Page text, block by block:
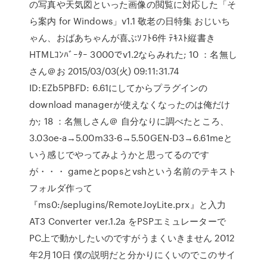
の写真や天気図といった画像の閲覧に対応した「そ
ら案内 for Windows」v1.1 敬老の日特集 おじいち
ゃん、おばあちゃんが喜ぶｿﾌﾄ6件 ﾃｷｽﾄ縦書き
HTMLｺﾝﾊﾞｰﾀｰ 3000でv1.2ならみれた; 10 ：名無し
さん＠お 2015/03/03(火) 09:11:31.74
ID:EZb5PBFD: 6.61にしてからプラグインの
download managerが使えなくなったのは俺だけ
か; 18 ：名無しさん＠ 自分なりに調べたところ、
3.03oe-a→5.00m33-6→5.50GEN-D3→6.61meと
いう感じでやってみようかと思ってるのです
が・・・ gameとpopsとvshという名前のテキスト
フォルダ作って
『ms0:/seplugins/RemoteJoyLite.prx』と入力
AT3 Converter ver.1.2a をPSPエミュレーターで
PC上で動かしたいのですがうまくいきません 2012
年2月10日 僕の説明だと分かりにくいのでこのサイ